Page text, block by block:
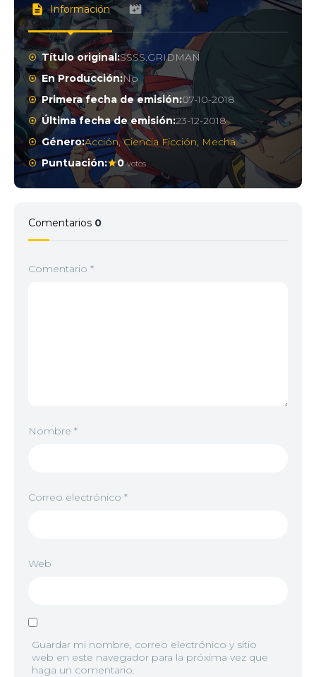
Información
Título original:SSSS.GRIDMAN
En Producción:No
Primera fecha de emisión:07-10-2018
Última fecha de emisión:23-12-2018
Género:Acción,Ciencia Ficción, Mecha
Puntuación:
0 votos
Comentarios 0
Comentario *
Nombre *
Correo electrónico *
Web
Guardar mi nombre, correo electrónico y sitio
web en este navegador para la próxima vez que
haga un comentario.